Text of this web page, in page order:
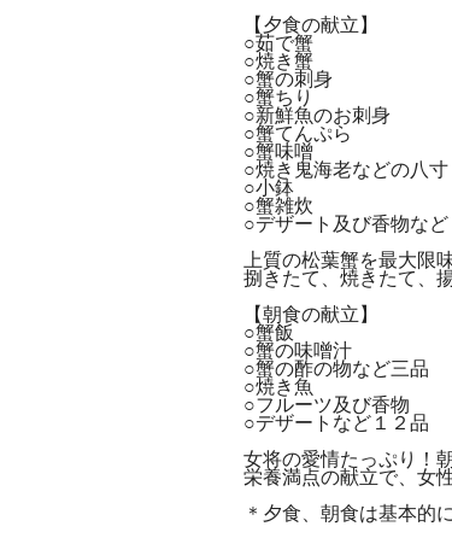
【夕食の献立】
○茹で蟹
○焼き蟹
○蟹の刺身
○蟹ちり
○新鮮魚のお刺身
○蟹てんぷら
○蟹味噌
○焼き鬼海老などの八寸
○小鉢
○蟹雑炊
○デザート及び香物など
上質の松葉蟹を最大限
捌きたて、焼きたて、
【朝食の献立】
○蟹飯
○蟹の味噌汁
○蟹の酢の物など三品
○焼き魚
○フルーツ及び香物
○デザートなど１２品
女将の愛情たっぷり！
栄養満点の献立で、女
＊夕食、朝食は基本的